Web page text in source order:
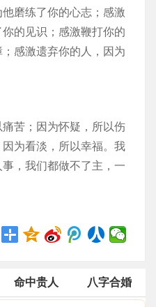
磨练了你的心志；感激
的见识；感激鞭打你的
感激遗弃你的人，因为
苦；因为怀疑，所以伤
为看淡，所以幸福。我
，我们都做不了主，一
命中贵人 八字合婚